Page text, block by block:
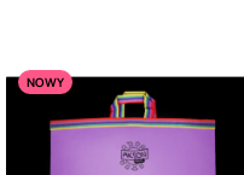
NOWY